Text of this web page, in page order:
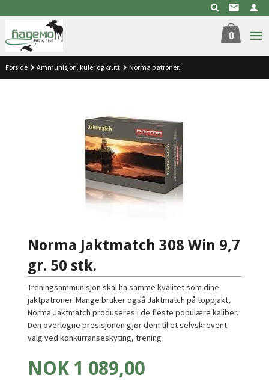
til
innholdet
0
Forside Ammunisjon, kuler og krutt Norma patroner.
Norma Jaktmatch 308 Win 9,7
gr. 50 stk.
Treningsammunisjon skal ha samme kvalitet som dine
jaktpatroner. Mange bruker også Jaktmatch på toppjakt,
Norma Jaktmatch produseres i de fleste populære kaliber.
Den overlegne presisjonen gjør dem til et selvskrevent
valg ved konkurranseskyting, trening
Pris
NOK 1 089,00